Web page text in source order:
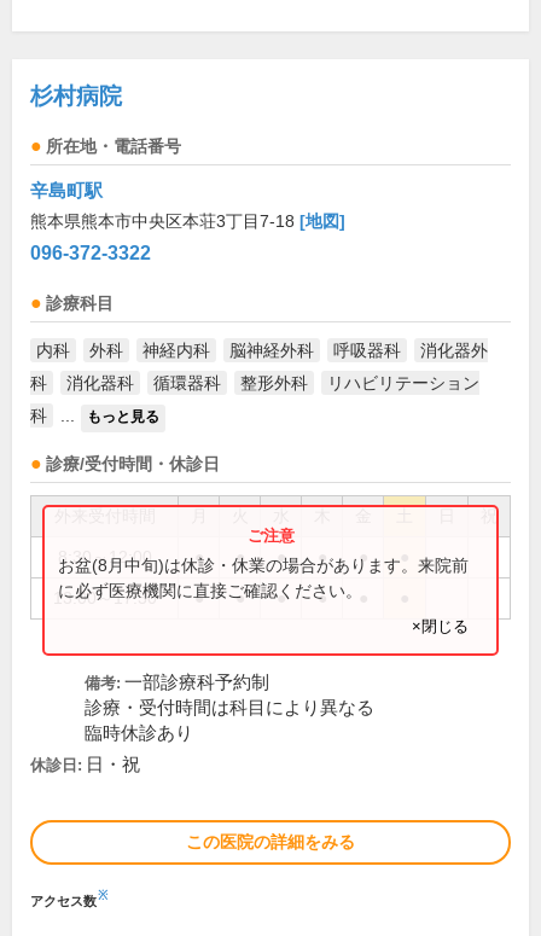
杉村病院
所在地・電話番号
辛島町駅
熊本県熊本市中央区本荘3丁目7-18 [地図]
096-372-3322
診療科目
内科 外科 神経内科 脳神経外科 呼吸器科
消化器外
科
消化器科 循環器科 整形外科
リハビリテーション
科
もっと見る
診療/受付時間・休診日
祝
8:30～12:00 ● ● ● ● ●
13:00～17:30 ● ● ● ●
お盆(8月中旬)は休診・休業の場合があります。来院前
に必ず医療機関に直接ご確認ください。
×閉じる
備考: 一部診療科予約制
診療・受付時間は科目により異なる
臨時休診あり
休診日: 日・祝
この医院の詳細をみる
アクセス数※